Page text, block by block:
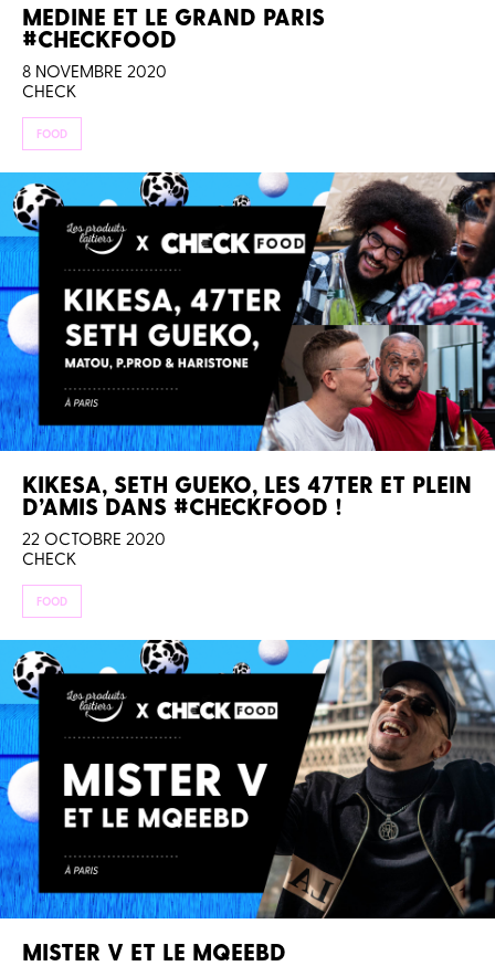
MEDINE ET LE GRAND PARIS
#CHECKFOOD
8 NOVEMBRE 2020
CHECK
FOOD
KIKESA, SETH GUEKO, LES 47TER ET PLEIN
D’AMIS DANS #CHECKFOOD !
22 OCTOBRE 2020
CHECK
FOOD
MISTER V ET LE MQEEBD